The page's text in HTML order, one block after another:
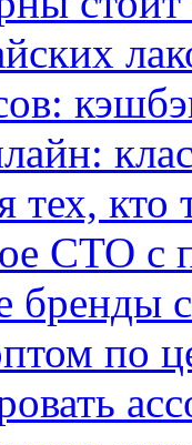
кто
СТО с
бренды
по